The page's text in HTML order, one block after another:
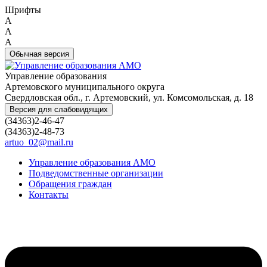
Шрифты
A
A
A
Обычная версия
Управление образования
Артемовского муниципального округа
Свердловская обл., г. Артемовский, ул. Комсомольская, д. 18
Версия для слабовидящих
(34363)2-46-47
(34363)2-48-73
artuo_02@mail.ru
Управление образования АМО
Подведомственные организации
Обращения граждан
Контакты